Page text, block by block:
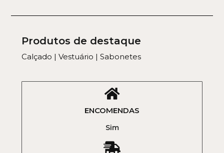
Produtos de destaque
Calçado | Vestuário | Sabonetes
ENCOMENDAS
Sim